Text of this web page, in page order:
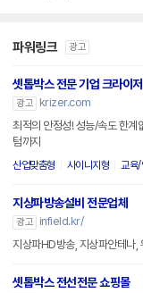
파워링크 광고
셋톱박스 전문 기업 크라이저
광고
krizer.com
최적의 안정성! 성능/속도 한계
텀까지
산업맞춤형 사이니지형 교육/
지상파방송설비 전문업체
광고
infield.kr/
지상파HD방송, 지상파안테나,
셋톱박스 전선전문 쇼핑몰